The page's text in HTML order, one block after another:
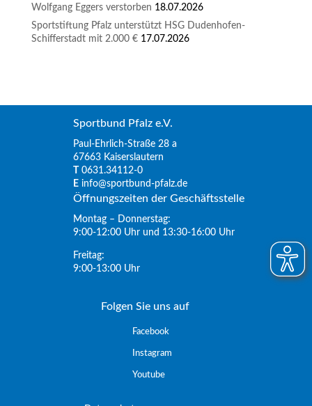
Wolfgang Eggers verstorben 18.07.2026
Sportstiftung Pfalz unterstützt HSG Dudenhofen-
Schifferstadt mit 2.000 € 17.07.2026
Sportbund Pfalz e.V.
Paul-Ehrlich-Straße 28 a
67663 Kaiserslautern
0631.34112-0
E info@sportbund-pfalz.de
Öffnungszeiten der Geschäftsstelle
Montag – Donnerstag:
9:00-12:00 Uhr und 13:30-16:00 Uhr
Freitag:
9:00-13:00 Uhr
Folgen Sie uns auf
Facebook
Instagram
Youtube